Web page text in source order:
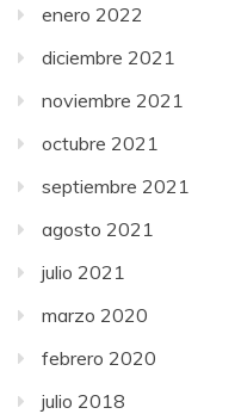
enero 2022
diciembre 2021
noviembre 2021
octubre 2021
septiembre 2021
agosto 2021
julio 2021
marzo 2020
febrero 2020
julio 2018